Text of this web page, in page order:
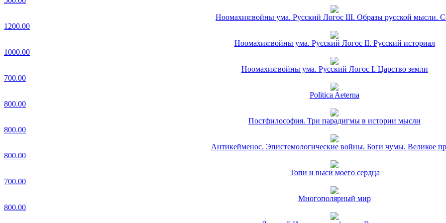
Ноомахия:войны ума. Русский Логос III. Образы русской мысли.
1200.00
Ноомахия:войны ума. Русский Логос II. Русский историал
1000.00
Ноомахия:войны ума. Русский Логос I. Царство земли
700.00
Politica Aeterna
800.00
Постфилософия. Три парадигмы в истории мысли
800.00
Антикейменос. Эпистемологические войны. Боги чумы. Великое
800.00
Топи и выси моего сердца
700.00
Многополярный мир
800.00